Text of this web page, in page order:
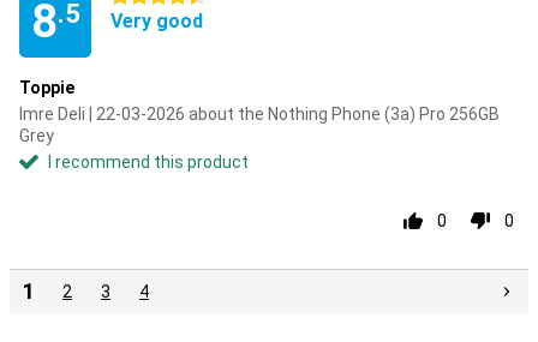
8.5 Very good
Toppie
Imre Deli | 22-03-2026 about the Nothing Phone (3a) Pro 256GB
Grey
I recommend this product
0 0
1 2 3 4